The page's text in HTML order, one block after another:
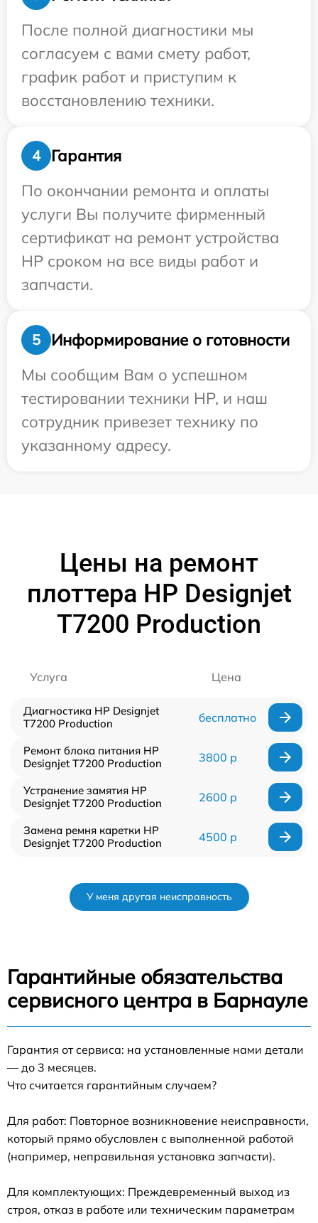
После полной диагностики мы
согласуем с вами смету работ,
график работ и приступим к
восстановлению техники.
4
Гарантия
По окончании ремонта и оплаты
услуги Вы получите фирменный
сертификат на ремонт устройства
HP сроком на все виды работ и
запчасти.
5
Информирование о готовности
Мы сообщим Вам о успешном
тестировании техники HP, и наш
сотрудник привезет технику по
указанному адресу.
Цены на ремонт
плоттера HP Designjet
T7200 Production
Услуга Цена
Диагностика HP Designjet
T7200 Production
бесплатно
Ремонт блока питания HP
Designjet T7200 Production
3800 р
Устранение замятия HP
Designjet T7200 Production
2600 р
Замена ремня каретки HP
Designjet T7200 Production
4500 р
У меня другая неисправность
Гарантийные обязательства
сервисного центра в Барнауле
Гарантия от сервиса: на установленные нами детали
— до 3 месяцев.
Что считается гарантийным случаем?
Для работ: Повторное возникновение неисправности,
который прямо обусловлен с выполненной работой
(например, неправильная установка запчасти).
Для комплектующих: Преждевременный выход из
строя, отказ в работе или техническим параметрам